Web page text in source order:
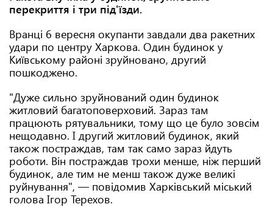
перекриття і три під'їзди.
Вранці 6 вересня окупанти завдали два ракетних
удари по центру Харкова. Один будинок у
Київському районі зруйновано, другий
пошкоджено.
"Дуже сильно зруйнований один будинок
житловий багатоповерховий. Зараз там
працюють рятувальники, тому що це було зовсім
нещодавно. І другий житловий будинок, який
також постраждав, там так само зараз йдуть
роботи. Він постраждав трохи менше, ніж перший
будинок, але тим не менш також дуже великі
руйнування", — повідомив Харківський міський
голова Ігор Терехов.